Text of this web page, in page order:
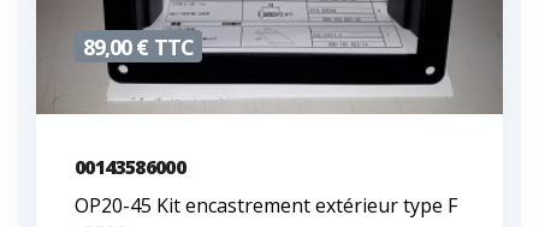
89,00 € TTC
00143586000
OP20-45 Kit encastrement extérieur type F